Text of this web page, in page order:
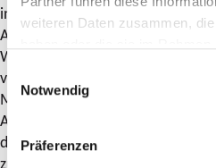
weiteren Daten zusammen,
Einwilligungsauswahl
Notwendig
Präferenzen
in Friedrich-Willhelmshütte, an
Augustin Menden und Bonn. Am
Wilhelmshütte werden zunächst
verschwenkt, damit der Bau
Mittelbahnsteigs erfolgen kann.
Anpassungen der
die DB neben der vorhandenen
zusätzliche Brücke, um mehr